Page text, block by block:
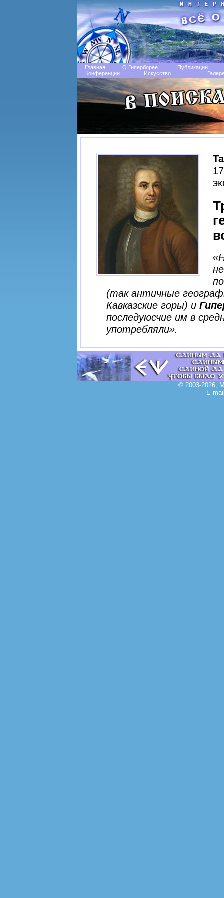
Главная О Гиперборее
Публикации
Конференции
Искусство
(так античные
Кавказские горы) и
последуюсчие им в
употребляли».
© 2003-2026,
E-